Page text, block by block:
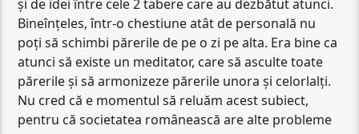
și de idei între cele 2 tabere care au dezbătut atunci.
Bineînțeles, într-o chestiune atât de personală nu
poți să schimbi părerile de pe o zi pe alta. Era bine ca
atunci să existe un meditator, care să asculte toate
părerile și să armonizeze părerile unora și celorlalți.
Nu cred că e momentul să reluăm acest subiect,
pentru că societatea românească are alte probleme